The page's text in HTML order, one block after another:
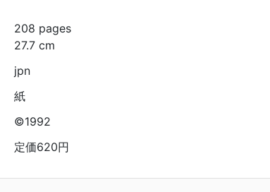
208 pages
27.7 cm
jpn
紙
©1992
定価620円